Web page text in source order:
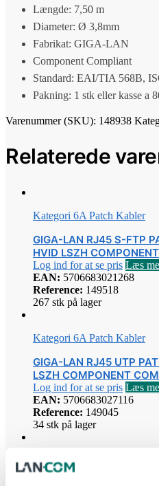
Længde: 7,50 m
Diameter: Ø 3,8mm
Fabrikat: GIGA-LAN
Component Compliant
Standard: EAI/TIA 568B,
Pakning: 1 stk eller kasse a
Varenummer (SKU): 148938
Relaterede
Kategori 6A Patch Kabler
GIGA-LAN RJ45 S-FTP
HVID LSZH
Log ind for at se pris Læs
EAN: 5706683021268
Reference: 149518
267 stk på lager
Kategori 6A Patch Kabler
GIGA-LAN RJ45 UTP
LSZH COMPONENT
Log ind for at se pris Læs
EAN: 5706683027116
Reference: 149045
34 stk på lager
Kategori 6A Patch Kabler